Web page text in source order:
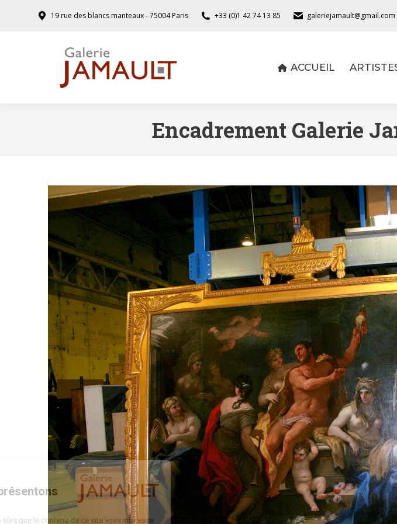
Nous vous présentons
Les cookies
On a attendu d'être sûrs que le contenu de ce site vous intéresse
19 rue des blancs manteaux - 75004 Paris +33 (0)1 42 74 13 85 galeriejamault@gmail.com
ACCUEIL
Encadrement Galerie